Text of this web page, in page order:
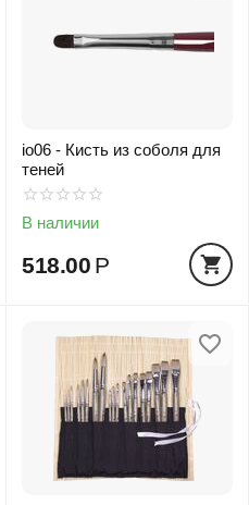
io06 - Кисть из соболя для
теней
В наличии
518.00 Р